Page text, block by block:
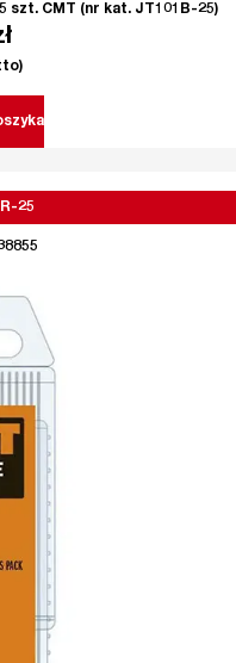
szt. CMT (nr kat. JT101B-25)
25